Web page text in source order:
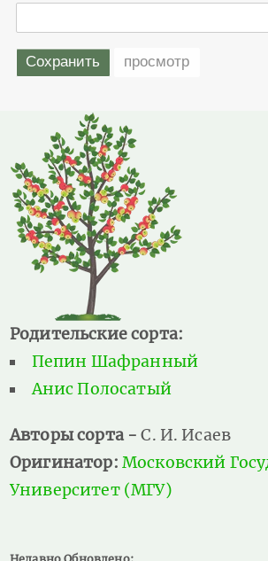
Родительские сорта:
Пепин Шафранный
Анис Полосатый
Авторы сорта -С. И. Исаев
Оригинатор: Московский
Университет (МГУ)